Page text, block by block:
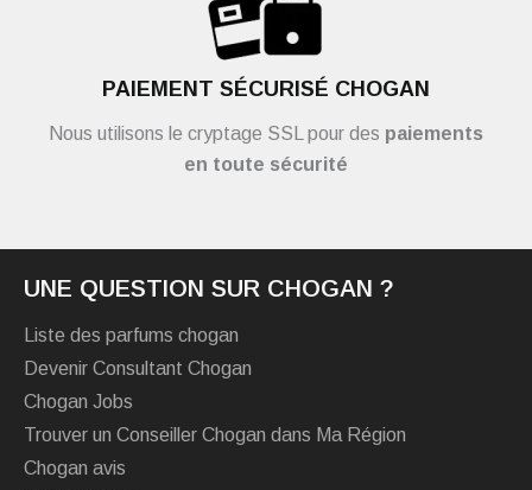
PAIEMENT SÉCURISÉ CHOGAN
Nous utilisons le cryptage SSL pour des paiements
en toute sécurité
UNE QUESTION SUR CHOGAN ?
Liste des parfums chogan
Devenir Consultant Chogan
Chogan Jobs
Trouver un Conseiller Chogan dans Ma Région
Chogan avis